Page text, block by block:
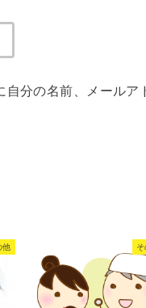
分の名前、メールア
他